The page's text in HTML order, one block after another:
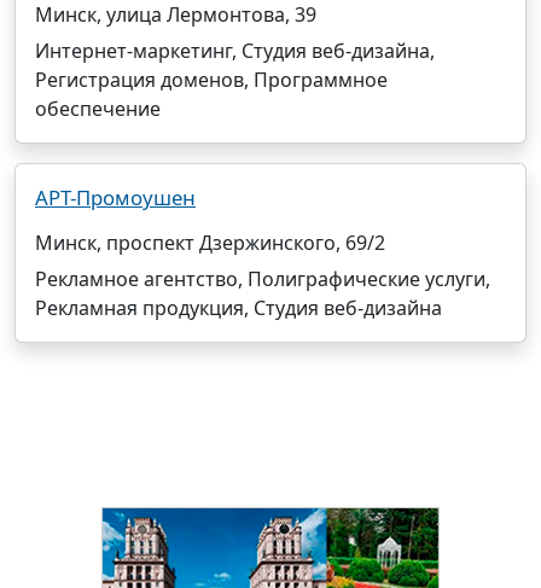
Минск, улица Лермонтова, 39
Интернет-маркетинг, Студия веб-дизайна,
Регистрация доменов, Программное
обеспечение
АРТ-Промоушен
Минск, проспект Дзержинского, 69/2
Рекламное агентство, Полиграфические услуги,
Рекламная продукция, Студия веб-дизайна